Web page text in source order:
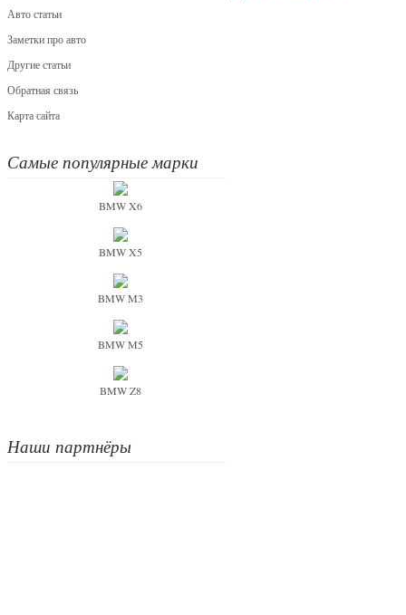
Авто статьи
Заметки про авто
Другие статьи
Обратная связь
Карта сайта
Самые популярные марки
BMW X6
BMW X5
BMW M3
BMW M5
BMW Z8
Наши партнёры